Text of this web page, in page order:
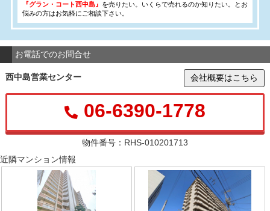
『グラン・コート西中島』 を売りたい。いくらで売れるのか知りたい。とお
悩みの方はお気軽にご相談下さい。
お電話でのお問合せ
西中島営業センター 会社概要はこちら
06-6390-1778
物件番号：RHS-010201713
近隣マンション情報